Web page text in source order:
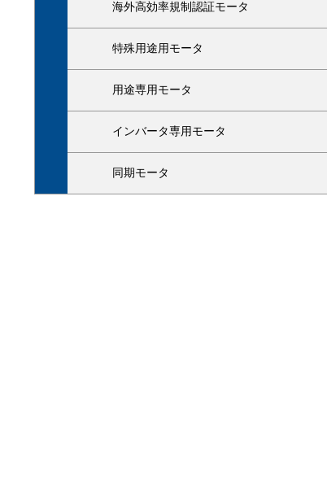
海外高効率規制認証モータ
特殊用途用モータ
用途専用モータ
インバータ専用モータ
同期モータ